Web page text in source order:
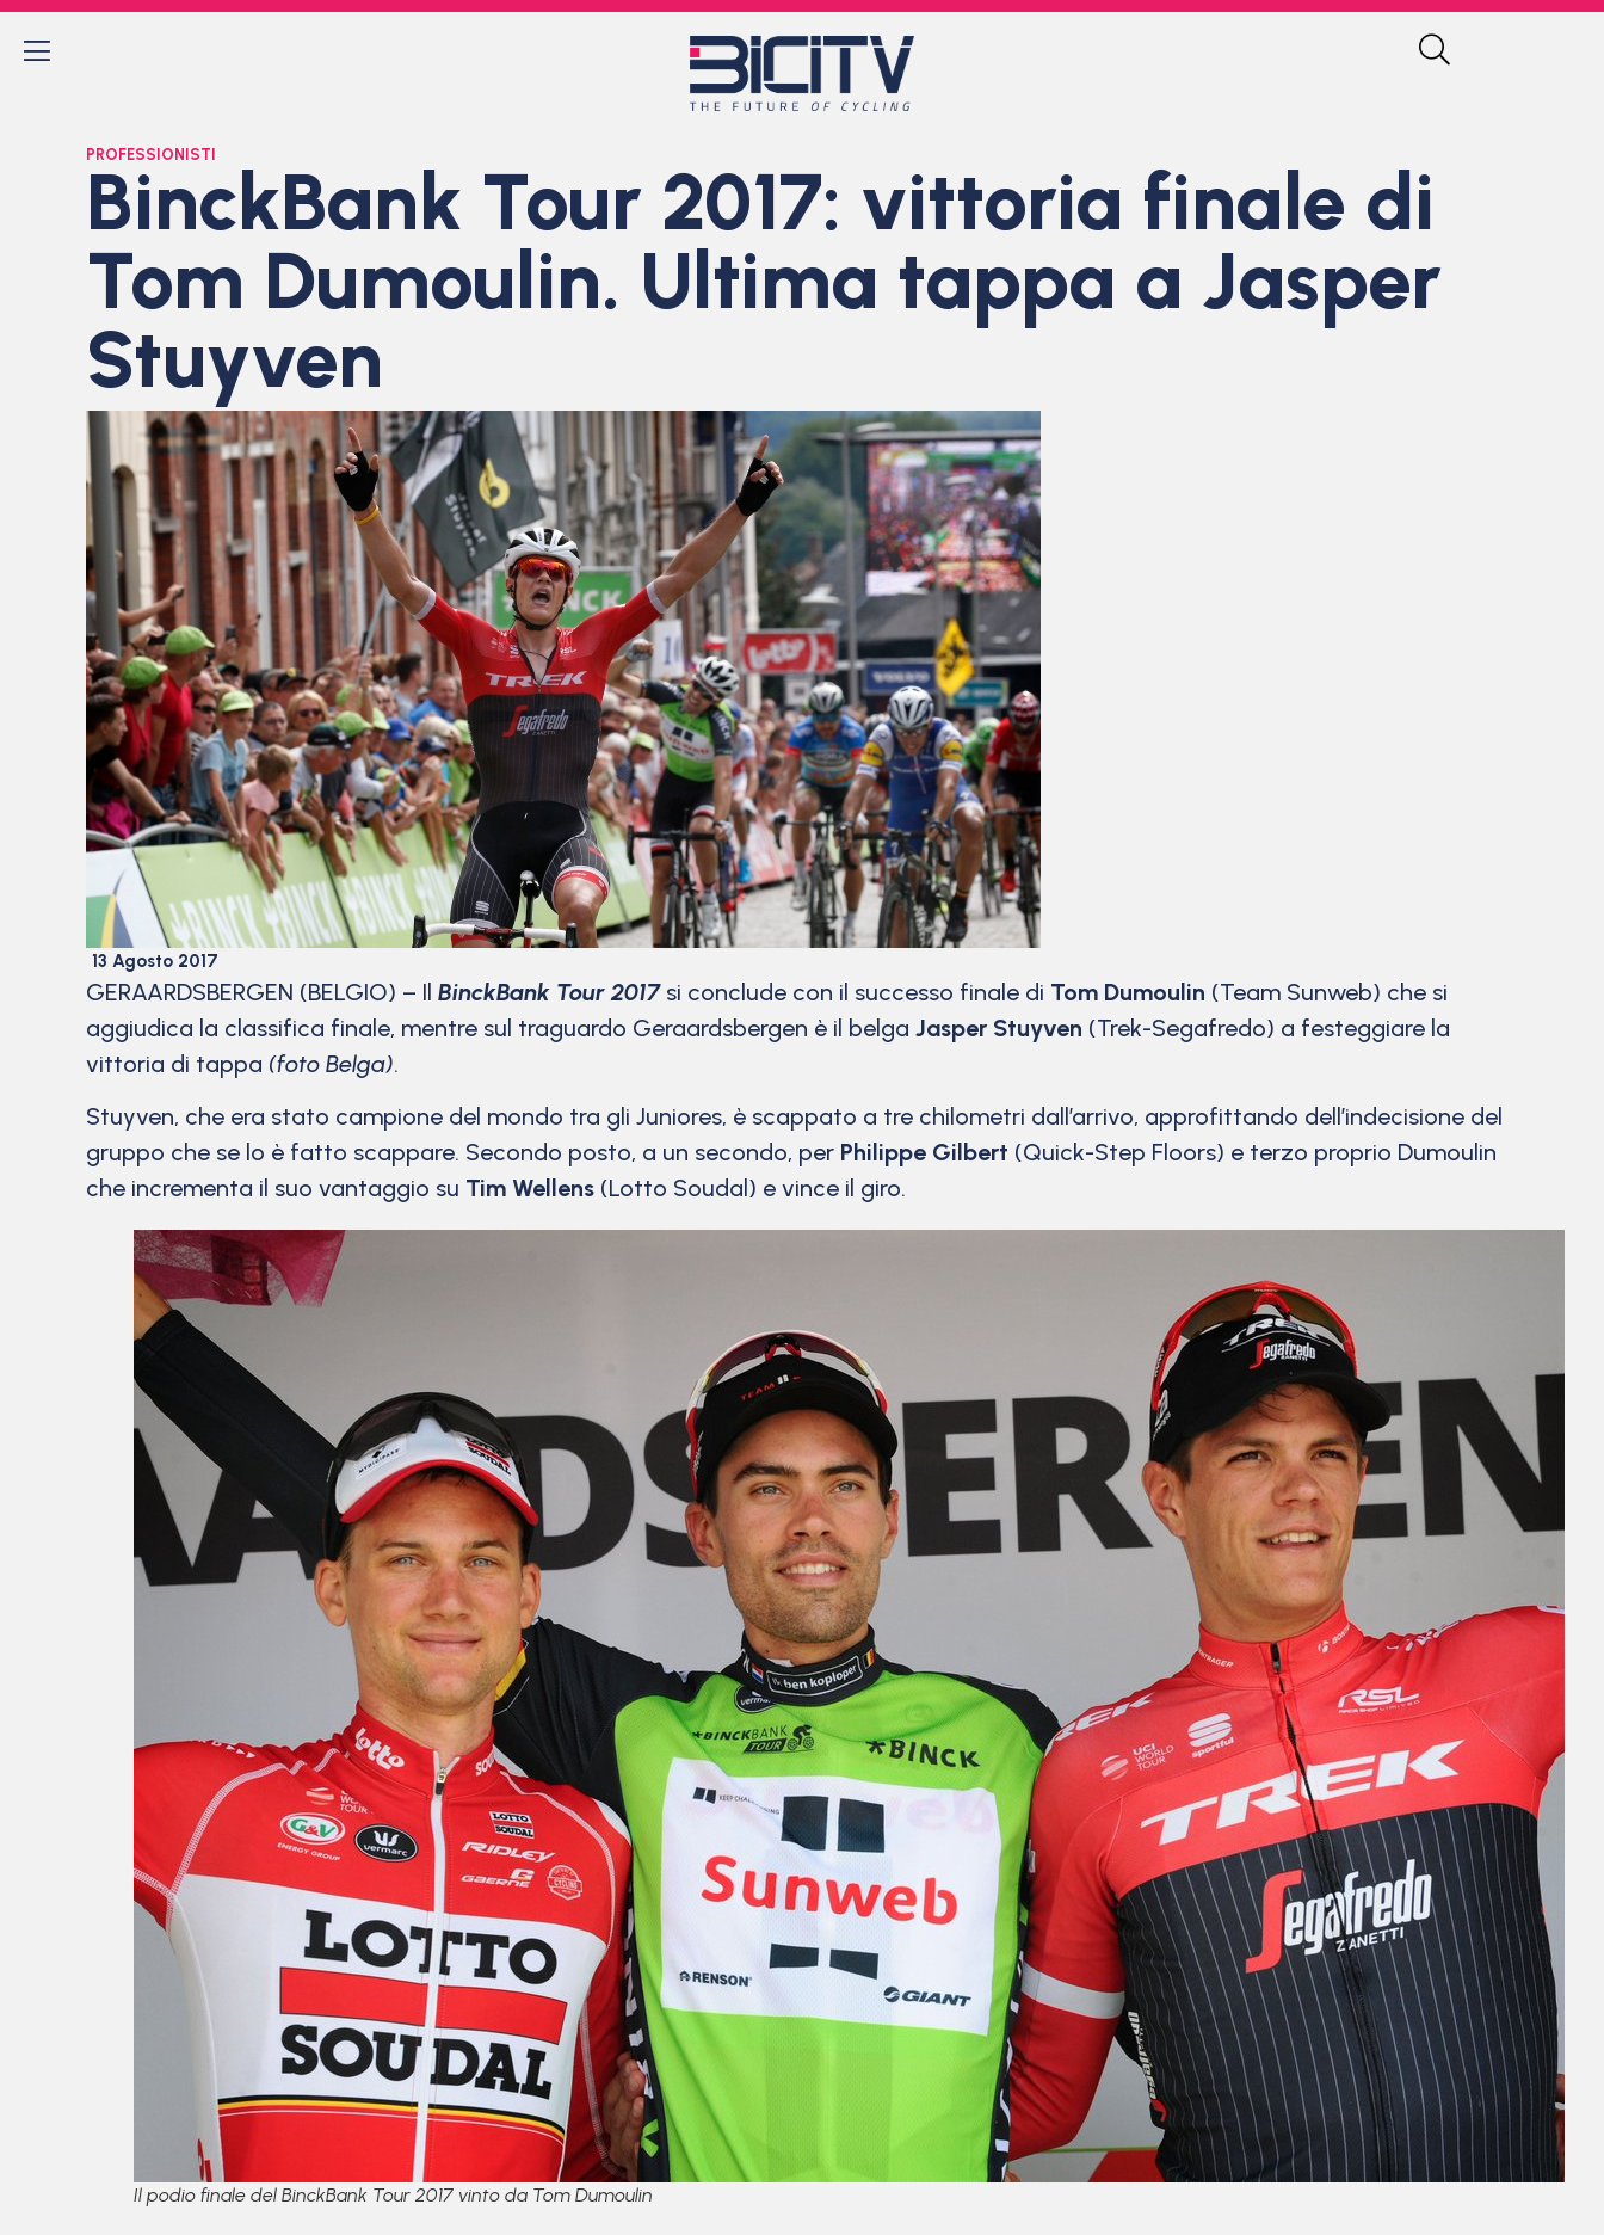
PROFESSIONISTI
BinckBank Tour 2017: vittoria finale di
Tom Dumoulin. Ultima tappa a Jasper
Stuyven
13 Agosto 2017
GERAARDSBERGEN (BELGIO) – Il BinckBank Tour 2017si conclude con il successo finale di Tom Dumoulin (Team Sunweb) che si
aggiudica la classifica finale, mentre sul traguardo Geraardsbergen è il belga Jasper Stuyven (Trek-Segafredo) a festeggiare la
vittoria di tappa (foto Belga).
Stuyven, che era stato campione del mondo tra gli Juniores, è scappato a tre chilometri dall’arrivo, approfittando dell’indecisione del
gruppo che se lo è fatto scappare. Secondo posto, a un secondo, per Philippe Gilbert (Quick-Step Floors) e terzo proprio Dumoulin
che incrementa il suo vantaggio su Tim Wellens (Lotto Soudal) e vince il giro.
Il podio finale del BinckBank Tour 2017 vinto da Tom Dumoulin